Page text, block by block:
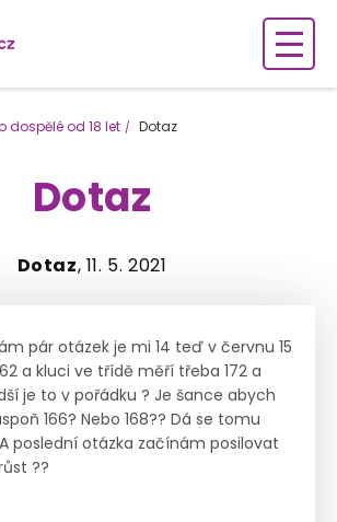
dospělé od 18 let Dotaz
Dotaz
Dotaz, 11. 5. 2021
pár otázek je mi 14 teď v červnu 15
a kluci ve třídě měří třeba 172 a
je to v pořádku ? Je šance abych
166? Nebo 168?? Dá se tomu
poslední otázka začínám posilovat
??